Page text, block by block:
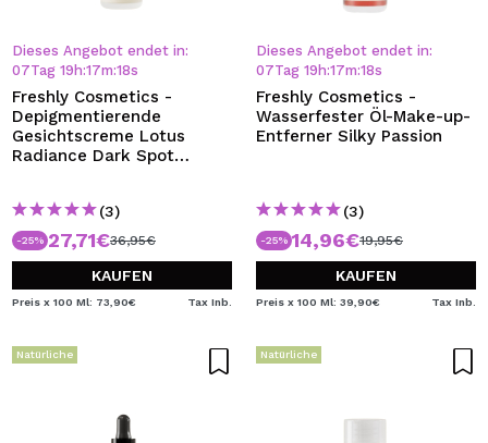
Dieses Angebot endet in:
07Tag 19 h:17m:18s
Freshly Cosmetics -
Depigmentierende
Gesichtscreme Lotus
Radiance Dark Spot
(3)
-25% 27,71€36,95€
KAUFEN
Preis x 100 Ml: 73,90€ Tax Inb.
Dieses Angebot endet in:
07Tag 19 h:17m:18s
Freshly Cosmetics -
Wasserfester Öl-Make-up-
Entferner Silky Passion
(3)
-25% 14,96€19,95€
KAUFEN
Preis x 100 Ml: 39,90€ Tax Inb.
Natürliche Natürliche